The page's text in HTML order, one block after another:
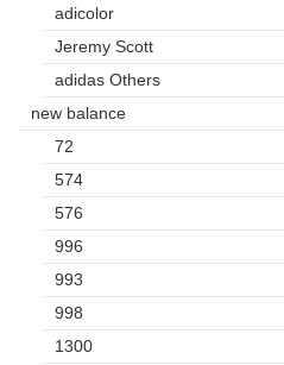
adicolor
Jeremy Scott
adidas Others
new balance
72
574
576
996
993
998
1300